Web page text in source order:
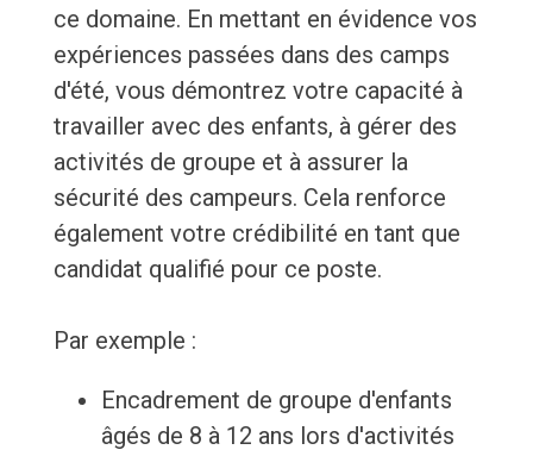
ce domaine. En mettant en évidence vos
expériences passées dans des camps
d'été, vous démontrez votre capacité à
travailler avec des enfants, à gérer des
activités de groupe et à assurer la
sécurité des campeurs. Cela renforce
également votre crédibilité en tant que
candidat qualifié pour ce poste.
Par exemple :
Encadrement de groupe d'enfants
âgés de 8 à 12 ans lors d'activités